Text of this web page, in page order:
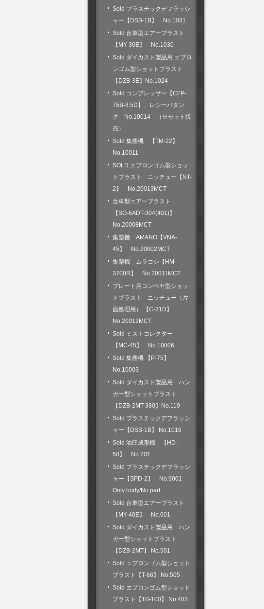
Sold プラスチックデフラッシ
ャー【DSB-1B】 No.1031
Sold 台車型エアーブラスト
【MY-30E】 No.1030
Sold ダイカスト製品用 エプロ
ンゴム型ショットブラスト
【DZB-3E】No.1024
Sold コンプレッサー【CFP-
75B-8.5D】、レシーバタン
ク No.10014 （※セット販
売）
Sold 集塵機 【TM-22】
No.10011
SOLD エプロンゴム型ショッ
トブラスト ニッチュー【NT-
2】 No.20013MCT
台車型エアーブラスト
【SG-6ADT-304(401)】
No.20008MCT
集塵機 AMANO【VNA-
45】 No.20002MCT
集塵機 ムラコシ【HM-
3700R】 No.20011MCT
プレート用コンベヤ型ショッ
トブラスト ニッチュー（片
面処理用） 【C-31D】
No.20012MCT
Sold ミストコレクター
【MC-45】 No.10006
Sold 集塵機 【P-75】
No.10003
Sold ダイカスト製品用 ハン
ガー型ショットブラスト
【DZB-2MT-380】No.119
Sold プラスチックデフラッシ
ャー【DSB-1B】 No.1016
Sold 油圧成形機 【HD-
50】 No.701
Sold プラスチックデフラッシ
ャー【SPD-2】 No.9001
Only body/No part
Sold 台車型エアーブラスト
【MY-40E】 No.601
Sold ダイカスト製品用 ハン
ガー型ショットブラスト
【DZB-2MT】 No.501
Sold エプロンゴム型ショット
ブラスト【T-68】 No.505
Sold エプロンゴム型ショット
ブラスト【TB-100】 No.403